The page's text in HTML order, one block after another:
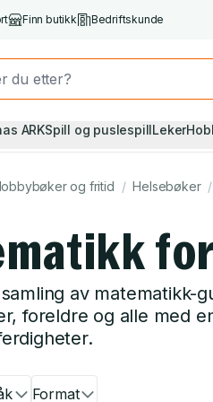
Finn butikk Bedriftskunde
ARKSpill og puslespillLeker
og fritid / Helsebøker /
av matematikk-
foreldre og alle med
Format